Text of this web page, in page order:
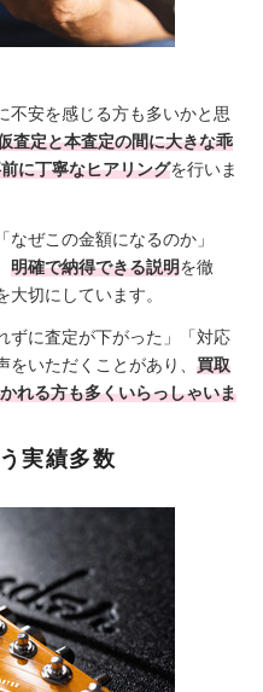
不安を感じる方も多いかと思
査定と本査定の間に大きな乖
に丁寧なヒアリングを行いま
ぜこの金額になるのか」
明確で納得できる説明を徹
切にしています。
ずに査定が下がった」「対応
いただくことがあり、 買取
れる方も多くいらっしゃいま
実績多数